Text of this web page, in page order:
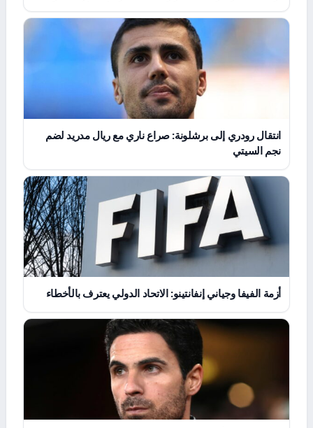
انتقال رودري إلى برشلونة: صراع ناري مع ريال مدريد لضم
نجم السيتي
أزمة الفيفا وجياني إنفانتينو: الاتحاد الدولي يعترف بالأخطاء